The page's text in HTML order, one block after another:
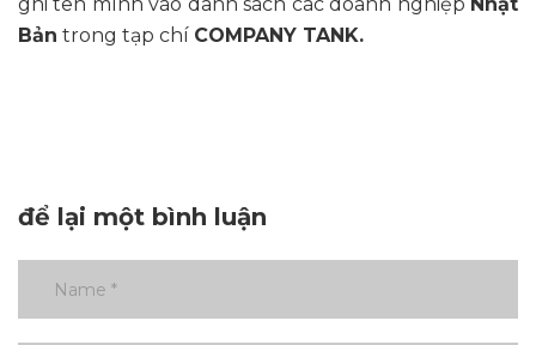
Bản trong tạp chí COMPANY TANK.
để lại một bình luận